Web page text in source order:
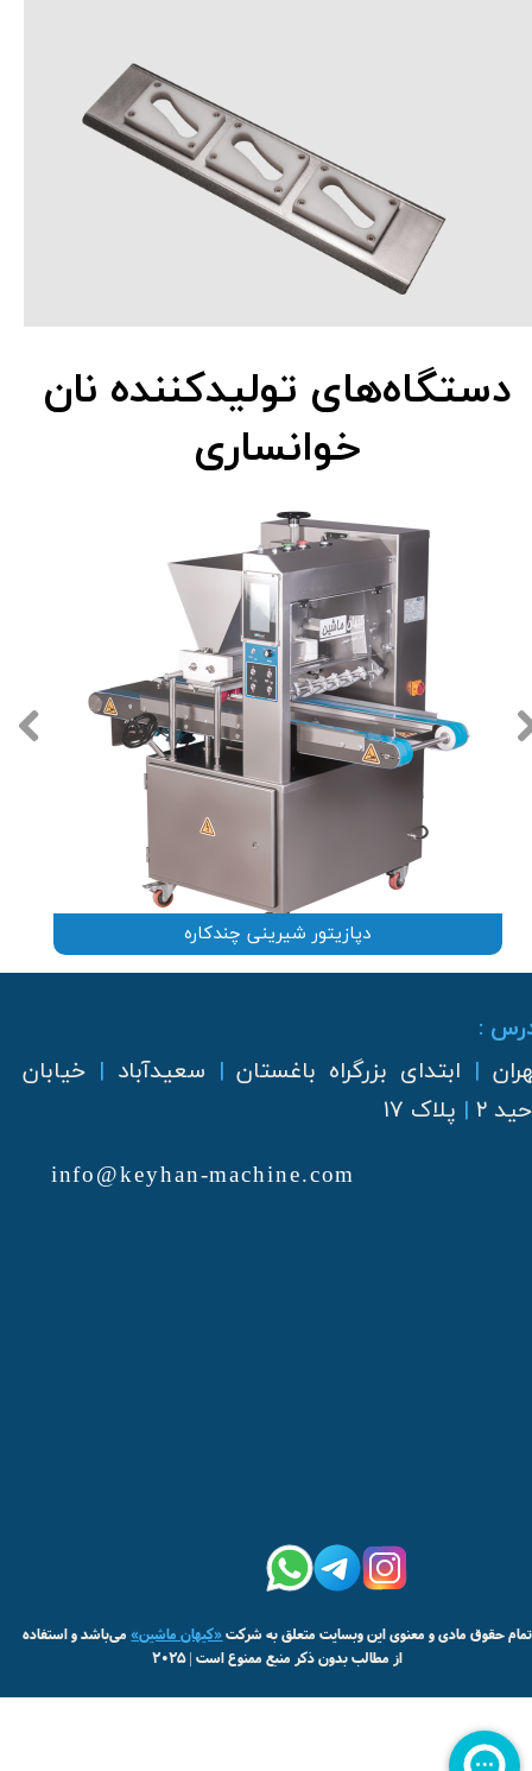
دستگاه‌های تولیدکننده نان
خوانساری
دپازیتور شیرینی چندکاره
info@keyhan-machine.com
| ابتدای بزرگراه باغستان | سعیدآباد | خیابان
۲ | پلاک ۱۷
تمام حقوق مادی و معنوی این وبسایت متعلق به شرکت«کیهان ماشین» می‌باشد و استفاده
از مطالب بدون ذکر منبع ممنوع است | 2025
: